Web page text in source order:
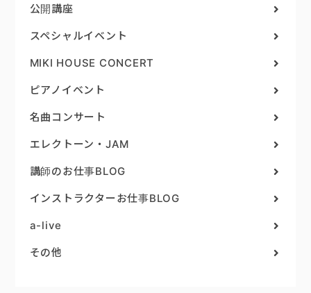
公開講座
スペシャルイベント
MIKI HOUSE CONCERT
ピアノイベント
名曲コンサート
エレクトーン・JAM
講師のお仕事BLOG
インストラクターお仕事BLOG
a-live
その他